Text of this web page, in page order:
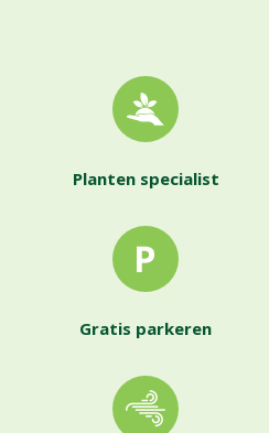
Planten specialist
Gratis parkeren